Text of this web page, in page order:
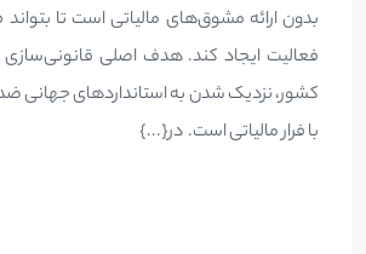
بدون ارائه مشوق‌های مالیاتی است تا
فعالیت ایجاد کند. هدف اصلی قانونی‌سازی
کشور، نزدیک شدن به استانداردهای جهانی
با فرار مالیاتی است. در{...}